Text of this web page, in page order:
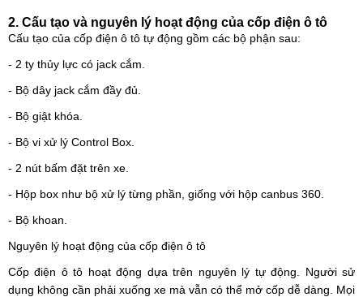
2. Cấu tạo và nguyên lý hoạt động của cốp điện ô tô
Cấu tạo của cốp điện ô tô tự động gồm các bộ phận sau:
- 2 ty thủy lực có jack cắm.
- Bộ dây jack cắm đầy đủ.
- Bộ giật khóa.
- Bộ vi xử lý Control Box.
- 2 nút bấm đặt trên xe.
- Hộp box như bộ xử lý từng phần, giống với hộp canbus 360.
- Bộ khoan.
Nguyên lý hoạt động của cốp điện ô tô
Cốp điện ô tô hoạt động dựa trên nguyên lý tự động. Người sử
dụng không cần phải xuống xe mà vẫn có thể mở cốp dễ dàng. Mọi